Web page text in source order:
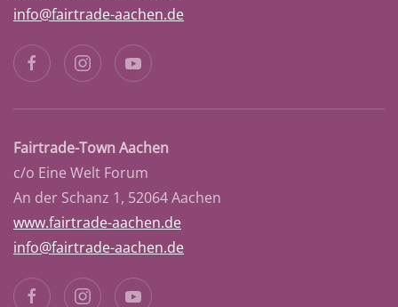
info@fairtrade-aachen.de
Fairtrade-Town Aachen
c/o Eine Welt Forum
An der Schanz 1, 52064 Aachen
www.fairtrade-aachen.de
info@fairtrade-aachen.de